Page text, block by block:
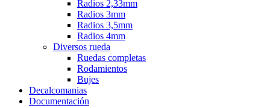
Radios 2,33mm
Radios 3mm
Radios 3,5mm
Radios 4mm
Diversos rueda
Ruedas completas
Rodamientos
Bujes
Decalcomanias
Documentación